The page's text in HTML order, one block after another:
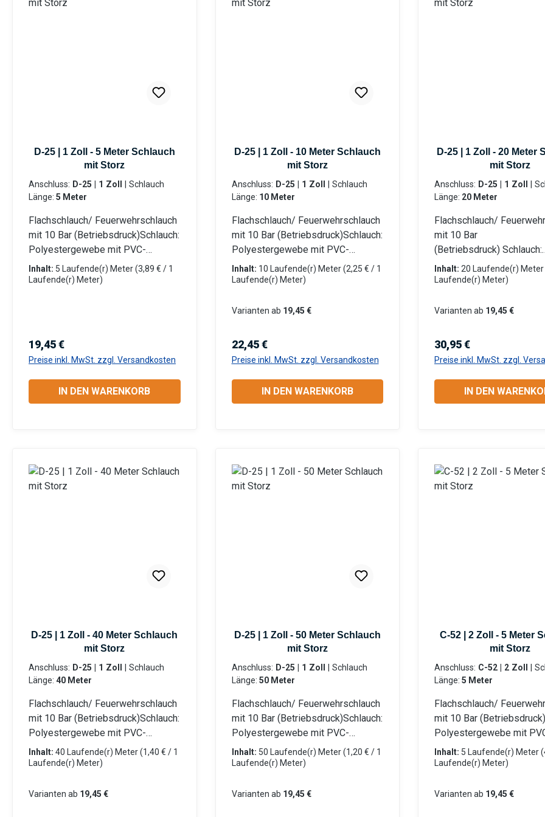
D-25 | 1 Zoll - 5 Meter Schlauch
mit Storz
Anschluss: D-25 | 1 Zoll
Länge: 5 Meter
Flachschlauch/ Feuerwehrschlauch
mit 10 Bar (Betriebsdruck)Schlauch:
Polyestergewebe mit PVC-
Innenschicht Beidseitig mit LM-
Storz-Kupplungen (Aluminium)
Industrie: Gewerbe, Garten- und
Landschaftsbau, Baugewerbe,
Landwirtschaft, Kommunen,
Privatanwender Information zur
Inhalt: 5 Laufende(r) Meter(3,89 € / 1
Laufende(r) Meter)
Regulärer Preis:
19,45 €
Preise inkl. MwSt. zzgl. Versandkosten
IN DEN WARENKORB
D-25 | 1 Zoll - 10 Meter Schlauch
mit Storz
Anschluss: D-25 | 1 Zoll
Länge: 10 Meter
Flachschlauch/ Feuerwehrschlauch
mit 10 Bar (Betriebsdruck)Schlauch:
Polyestergewebe mit PVC-
Innenschicht Beidseitig mit LM-
Storz-Kupplungen (Aluminium)
oder Schmutzwasserpumpen
Industrie: Gewerbe, Garten- und
Landschaftsbau, Baugewerbe,
Landwirtschaft, Kommunen,
Privatanwender Information zur
Inhalt: 10 Laufende(r) Meter(2,25 € / 1
Laufende(r) Meter)
Varianten ab 19,45 €
Regulärer Preis:
22,45 €
Preise inkl. MwSt. zzgl. Versandkosten
IN DEN WARENKORB
D-25 | 1 Zoll - 20 Meter
mit Storz
Anschluss: D-25 | 1 Zoll
Länge: 20 Meter
Flachschlauch/
mit 10 Bar
(Betriebsdruck) Schlauch:
Polyestergewebe mit
Innenschicht Beidseitig
eingebunden Für
aufrollbar
Industrie: Gewerbe,
Landschaftsbau,
Landwirtschaft,
Inhalt: 20 Laufende(r) Meter
Laufende(r) Meter)
Varianten ab 19,45 €
Regulärer Preis:
30,95 €
Preise inkl. MwSt. zzgl.
IN DEN
D-25 | 1 Zoll - 40 Meter Schlauch
mit Storz
Anschluss: D-25 | 1 Zoll
Länge: 40 Meter
Flachschlauch/ Feuerwehrschlauch
mit 10 Bar (Betriebsdruck)Schlauch:
Polyestergewebe mit PVC-
Innenschicht Beidseitig mit LM-
Storz-Kupplungen (Aluminium)
oder Schmutzwasserpumpen
Inhalt: 40 Laufende(r) Meter(1,40 € / 1
Laufende(r) Meter)
Varianten ab 19,45 €
D-25 | 1 Zoll - 50 Meter Schlauch
mit Storz
Anschluss: D-25 | 1 Zoll
Länge: 50 Meter
Flachschlauch/ Feuerwehrschlauch
mit 10 Bar (Betriebsdruck)Schlauch:
Polyestergewebe mit PVC-
Innenschicht Beidseitig mit LM-
Storz-Kupplungen (Aluminium)
oder Schmutzwasserpumpen
Inhalt: 50 Laufende(r) Meter(1,20 € / 1
Laufende(r) Meter)
Varianten ab 19,45 €
C-52 | 2 Zoll - 5 Meter
mit Storz
Anschluss: C-52 | 2 Zoll
Länge: 5 Meter
Flachschlauch/
mit 10 Bar
Polyestergewebe mit
Innenschicht Beidseitig
Storz-Kupplungen
oder
Inhalt: 5 Laufende(r) Meter
Laufende(r) Meter)
Varianten ab 19,45 €